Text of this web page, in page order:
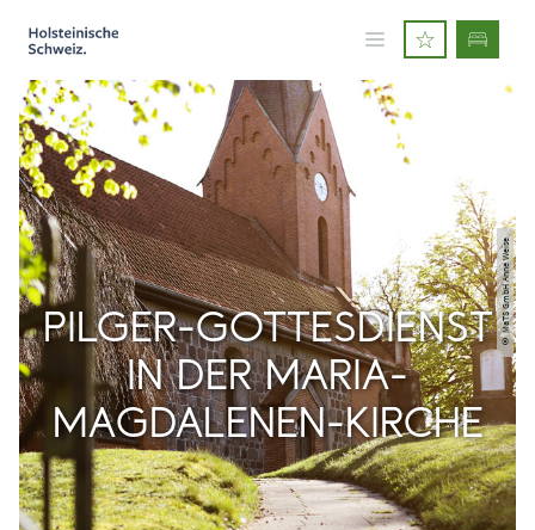
© MaTS GmbH Anne Weise
PILGER-GOTTESDIENST
IN DER MARIA-
MAGDALENEN-KIRCHE